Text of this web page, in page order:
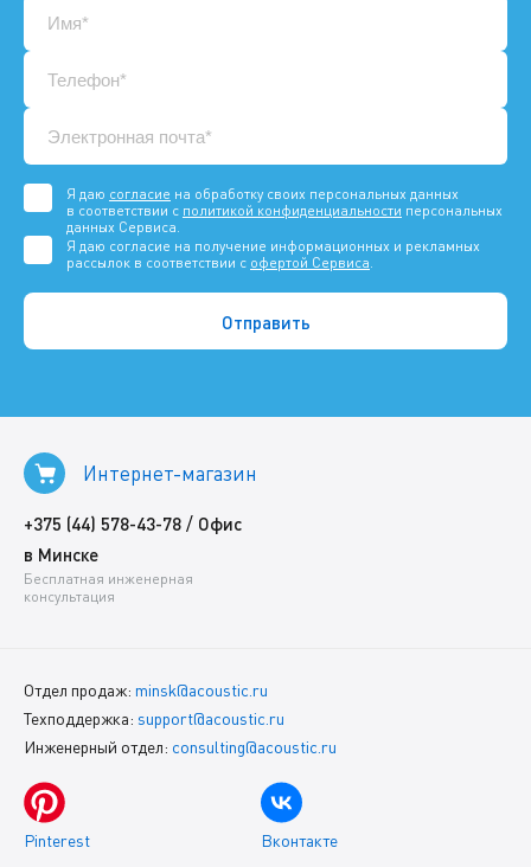
Я даю согласие на обработку своих персональных данных
в соответствии с политикой конфиденциальности персональных
данных Сервиса.
Я даю согласие на получение информационных и рекламных
рассылок в соответствии с офертой Сервиса.
Интернет-магазин
+375 (44) 578-43-78 / Офис
в Минске
Бесплатная инженерная
консультация
Отдел продаж: minsk@acoustic.ru
Техподдержка: support@acoustic.ru
Инженерный отдел: consulting@acoustic.ru
Pinterest Вконтакте